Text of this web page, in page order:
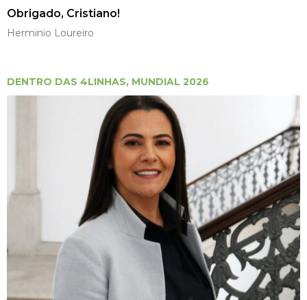
Obrigado, Cristiano!
Herminio Loureiro
DENTRO DAS 4LINHAS, MUNDIAL 2026